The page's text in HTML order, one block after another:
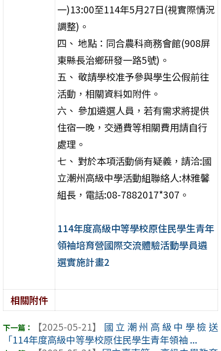
一)13:00至114年5月27日(視實際情況
調整)。
四、 地點：同合農科商務會館(908屏
東縣長治鄉研發一路5號)。
五、 敬請學校准予參與學生公假前往
活動，相關資料如附件。
六、 參加遴選人員，若有需求將提供
住宿一晚，交通費等相關費用請自行
處理。
七、 對於本項活動倘有疑義，請洽:國
立潮州高級中學活動組聯絡人:林雅馨
組長，電話:08-7882017*307。
114年度高級中等學校原住民學生青年
領袖培育營國際交流體驗活動學員遴
選實施計畫2
相關附件
【2025-05-21】
國立潮州高級中學檢送
「114年度高級中等學校原住民學生青年領袖 ...